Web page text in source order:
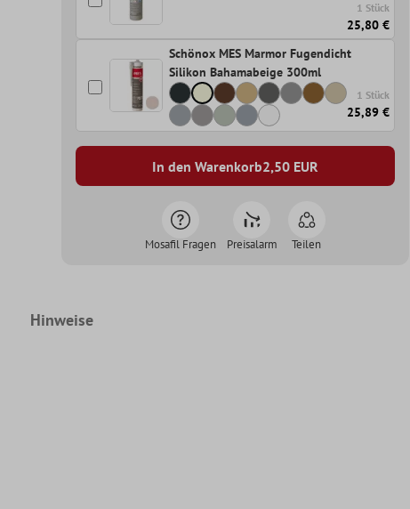
1 Stück
25,80 €
Schönox MES Marmor Fugendicht
Silikon Bahamabeige 300ml
1 Stück
25,89 €
In den Warenkorb2,50EUR
Mosafil Fragen Preisalarm Teilen
Hinweise